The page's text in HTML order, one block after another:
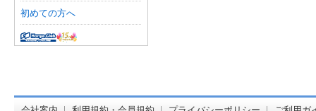
初めての方へ